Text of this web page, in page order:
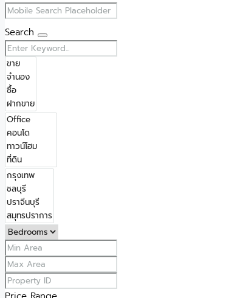
Search